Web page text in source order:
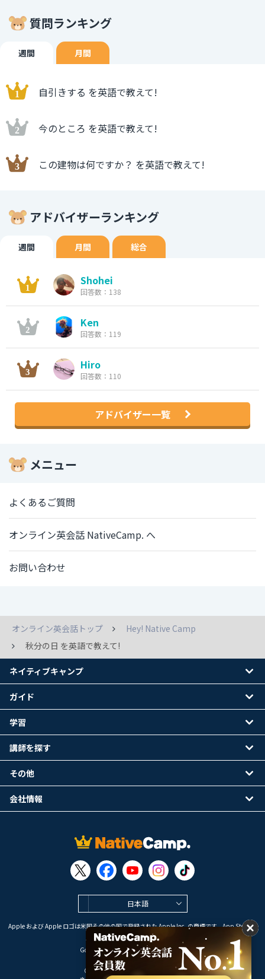
質問ランキング
週間 月間
自引きする を英語で教えて!
今のところ を英語で教えて!
この建物は何ですか？ を英語で教えて!
アドバイザーランキング
週間 月間 総合
Shohei
回答数：138
Ken
回答数：119
Hiro
回答数：110
アドバイザー一覧
メニュー
よくあるご質問
オンライン英会話 NativeCamp. へ
お問い合わせ
オンライン英会話トップ
Hey! Native Camp
秋分の日 を英語で教えて!
日本語
Apple および Apple ロゴは米国その他の国で登録された Apple Inc. の商標です。App Store は
Apple Inc. のサービスマークです。
Google Play は Google LLC の商標です。
Copyright © 2026 オンライン英会話
ネイティブキャンプ
ガイド
学習
講師を探す
その他
会社情報